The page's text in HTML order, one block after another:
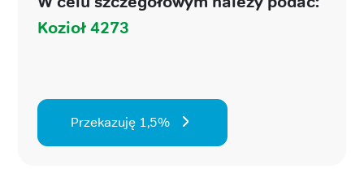
Kozioł 4273
Przekazuję 1,5%